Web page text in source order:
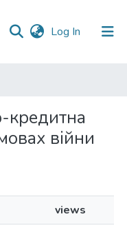
Log In (current)
війни
views